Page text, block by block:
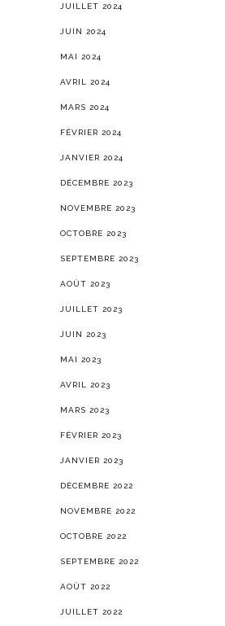
JUILLET 2024
JUIN 2024
MAI 2024
AVRIL 2024
MARS 2024
FÉVRIER 2024
JANVIER 2024
DÉCEMBRE 2023
NOVEMBRE 2023
OCTOBRE 2023
SEPTEMBRE 2023
AOÛT 2023
JUILLET 2023
JUIN 2023
MAI 2023
AVRIL 2023
MARS 2023
FÉVRIER 2023
JANVIER 2023
DÉCEMBRE 2022
NOVEMBRE 2022
OCTOBRE 2022
SEPTEMBRE 2022
AOÛT 2022
JUILLET 2022